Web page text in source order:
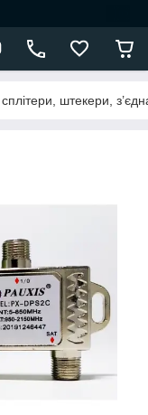
штекери,